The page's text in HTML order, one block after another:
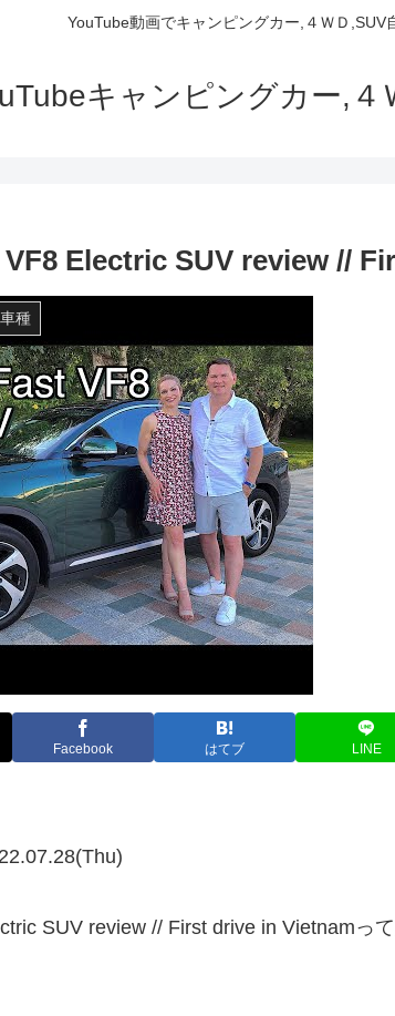
YouTube動画でキャンピングカー,４ＷＤ,SUV
キャンピングカー,
Electric SUV review //
種
Facebook はてブ LINE
SUV review // First drive in Vietnamっ